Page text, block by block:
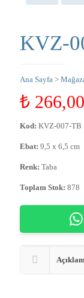
KVZ-
Ana Sayfa >
₺ 266,00
Kod: KVZ-007-TB
Ebat: 9,5 x 6,5 cm
Renk: Taba
Toplam Stok: 878